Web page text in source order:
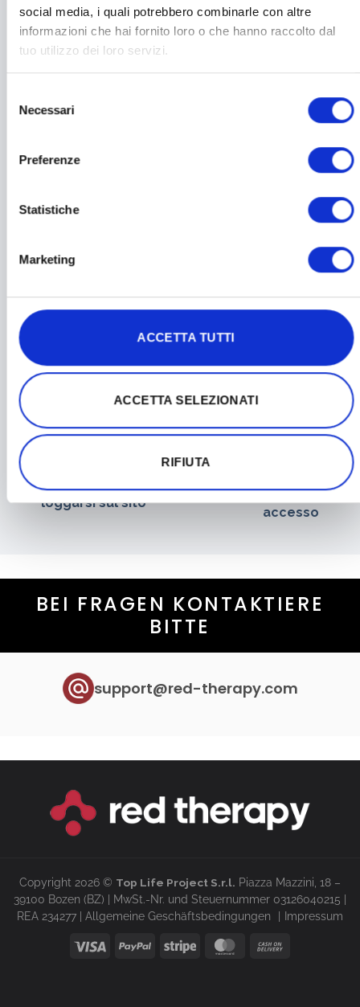
social media, i quali potrebbero combinarle con altre
informazioni che hai fornito loro o che hanno raccolto dal
tuo utilizzo dei loro servizi.
delNecessari
Preferenze
Statistiche
Marketing
ACCETTA TUTTI
ACCETTA SELEZIONATI
RIFIUTA
ATTENZIONE
Essendo Red Therapy parte del network Toplife tu hai
un unico account per loggarti sia su Toplife che su
differenti ma te lo sconsigliamo) quindi se cambi la
password varrà anche per Toplife e viceversa
aggiunti al network Toplife
L'articolo ti è stato utile?
loggarsi sul sito
credenziali di
accesso
BEI FRAGEN KONTAKTIERE
BITTE
support@red-therapy.com
Copyright 2026 © Top Life Project S.r.l. Piazza Mazzini, 18 –
39100 Bozen (BZ) | MwSt.-Nr. und Steuernummer 03126040215 |
REA 234277 | Allgemeine Geschäftsbedingungen Impressum